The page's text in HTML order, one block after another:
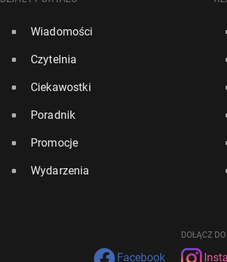
Wiadomości
Czytelnia
Ciekawostki
Poradnik
Promocje
Wydarzenia
DOŁĄCZ
Facebook